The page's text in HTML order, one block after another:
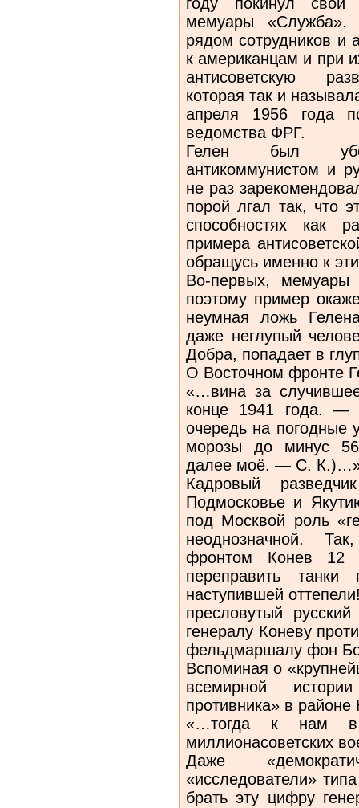
мемуары
рядом сотрудников и
к американцам и при
антисоветскую
которая так и
апреля 1956 года
ведомства ФРГ.
Гелен был
антикоммунистом и
не раз
порой лгал так, что
способностях как
примера
обращусь именно к
Во-первых, мемуары
поэтому пример
неумная ложь
даже неглупый
Добра, попадает в
О Восточном фронте
«…вина за
конце 1941 года. —
очередь на погодные
морозы до минус 56
далее моё. — С.
Кадровый
Подмосковье и
под Москвой роль
неоднозначной.
фронтом Конев 12
переправить
наступившей
пресловутый
генералу Коневу
фельдмаршалу фон
Вспоминая о
всемирной
противника» в районе
«…тогда к нам
миллионасоветских
Даже
«исследователи»
брать эту цифру